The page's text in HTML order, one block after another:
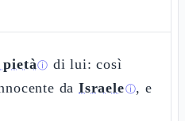
ⓘ di lui: così
daIsraeleⓘ, e